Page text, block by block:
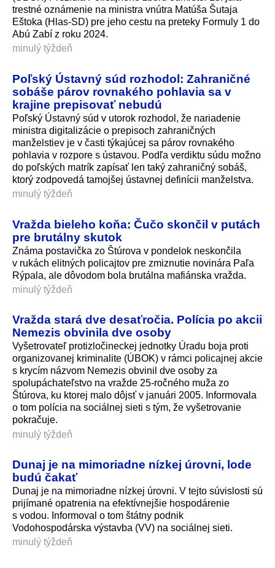
trestné oznámenie na ministra vnútra Matúša Šutaja
Eštoka (Hlas-SD) pre jeho cestu na preteky Formuly 1 do
Abú Zabí z roku 2024.
minulý týždeň
Poľský Ústavný súd rozhodol: Zahraničné
sobáše párov rovnakého pohlavia sa v
krajine prepisovať nebudú
Poľský Ústavný súd v utorok rozhodol, že nariadenie
ministra digitalizácie o prepisoch zahraničných
manželstiev je v časti týkajúcej sa párov rovnakého
pohlavia v rozpore s ústavou. Podľa verdiktu súdu možno
do poľských matrík zapísať len taký zahraničný sobáš,
ktorý zodpovedá tamojšej ústavnej definícii manželstva.
minulý týždeň
Vražda bieleho koňa: Čučo skončil v putách
pre brutálny skutok
Známa postavička zo Štúrova v pondelok neskončila
v rukách elitných policajtov pre zmiznutie novinára Paľa
Rýpala, ale dôvodom bola brutálna mafiánska vražda.
minulý týždeň
Vražda stará dve desaťročia. Polícia po akcii
Nemezis obvinila dve osoby
Vyšetrovateľ protizločineckej jednotky Úradu boja proti
organizovanej kriminalite (ÚBOK) v rámci policajnej akcie
s krycím názvom Nemezis obvinil dve osoby za
spolupáchateľstvo na vražde 25-ročného muža zo
Štúrova, ku ktorej malo dôjsť v januári 2005. Informovala
o tom polícia na sociálnej sieti s tým, že vyšetrovanie
pokračuje.
minulý týždeň
Dunaj je na mimoriadne nízkej úrovni, lode
budú čakať
Dunaj je na mimoriadne nízkej úrovni. V tejto súvislosti sú
prijímané opatrenia na efektívnejšie hospodárenie
s vodou. Informoval o tom štátny podnik
Vodohospodárska výstavba (VV) na sociálnej sieti.
minulý týždeň